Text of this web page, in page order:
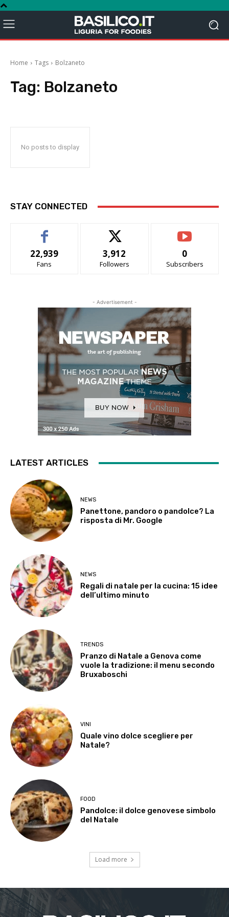
Home Tags Bolzaneto
Tag: Bolzaneto
No posts to display
STAY CONNECTED
22,939
Fans
3,912
Followers
0
Subscribers
- Advertisement -
LATEST ARTICLES
NEWS
Panettone, pandoro o pandolce? La
risposta di Mr. Google
NEWS
Regali di natale per la cucina: 15 idee
dell’ultimo minuto
TRENDS
Pranzo di Natale a Genova come
vuole la tradizione: il menu secondo
Bruxaboschi
VINI
Quale vino dolce scegliere per
Natale?
FOOD
Pandolce: il dolce genovese simbolo
del Natale
Load more